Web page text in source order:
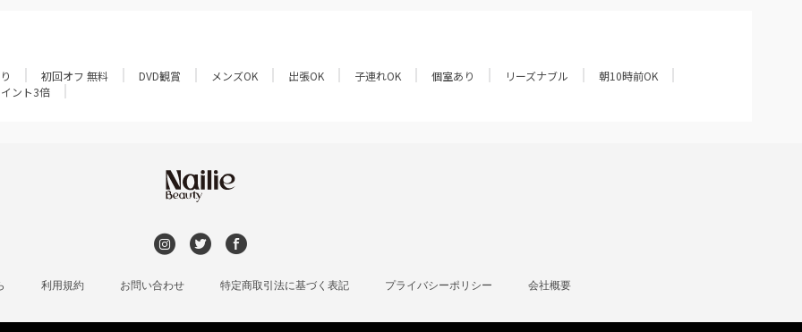
初回オフ 無料 DVD観賞 メンズOK 出張OK 子連れOK 個室あり リーズナブル
朝10時前OK
ント3倍
利用規約 お問い合わせ 特定商取引法に基づく表記 プライバシーポリシー 会社概要